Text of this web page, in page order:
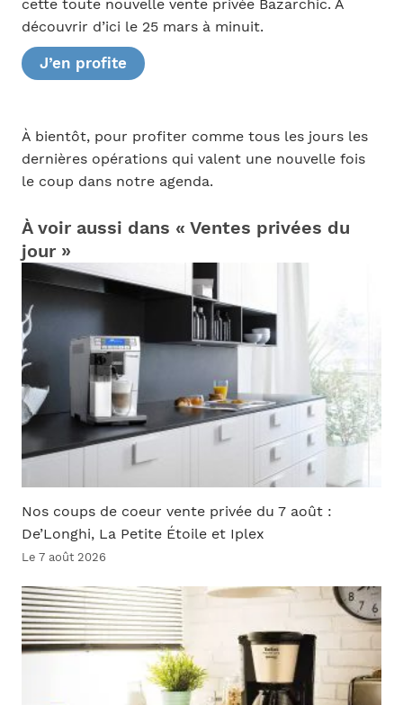
cette toute nouvelle vente privée Bazarchic. À
découvrir d’ici le 25 mars à minuit.
J’en profite
À bientôt, pour profiter comme tous les jours les
dernières opérations qui valent une nouvelle fois
le coup dans notre agenda.
À voir aussi dans « Ventes privées du
jour »
Nos coups de coeur vente privée du 7 août :
De’Longhi, La Petite Étoile et Iplex
Le 7 août 2026